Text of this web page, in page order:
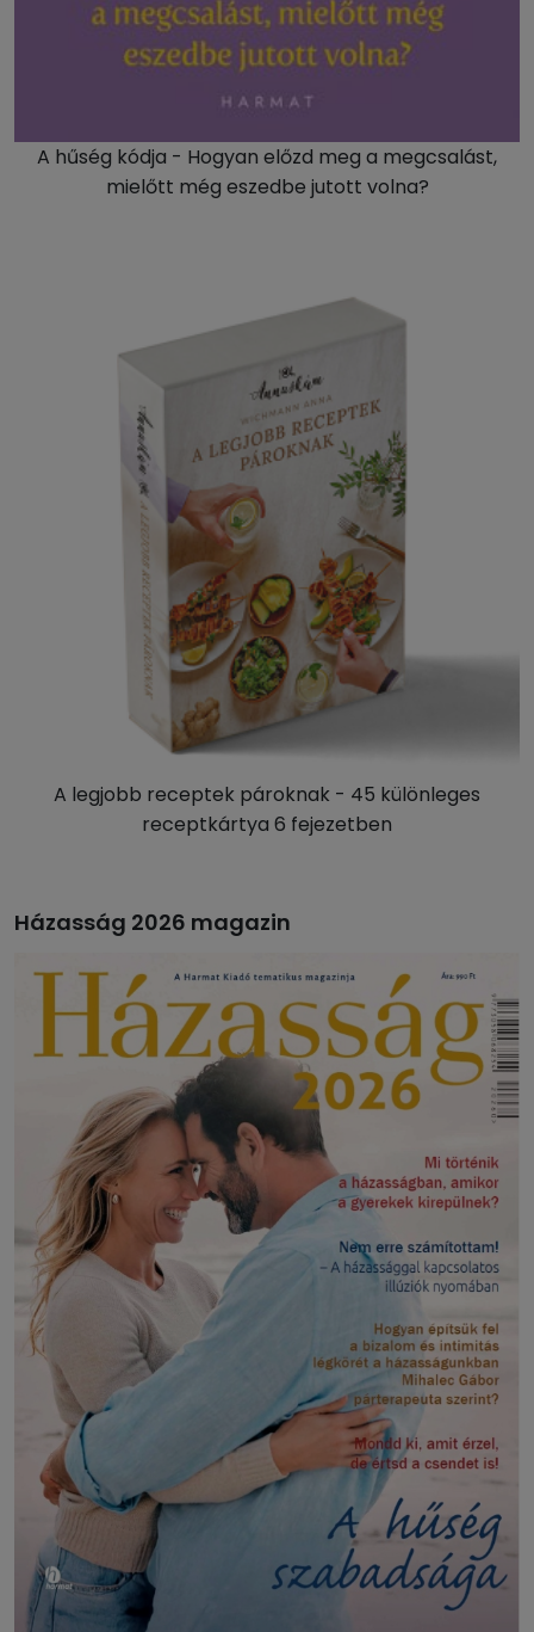
A hűség kódja - Hogyan előzd meg a megcsalást,
mielőtt még eszedbe jutott volna?
A legjobb receptek pároknak - 45 különleges
receptkártya 6 fejezetben
Házasság 2026 magazin